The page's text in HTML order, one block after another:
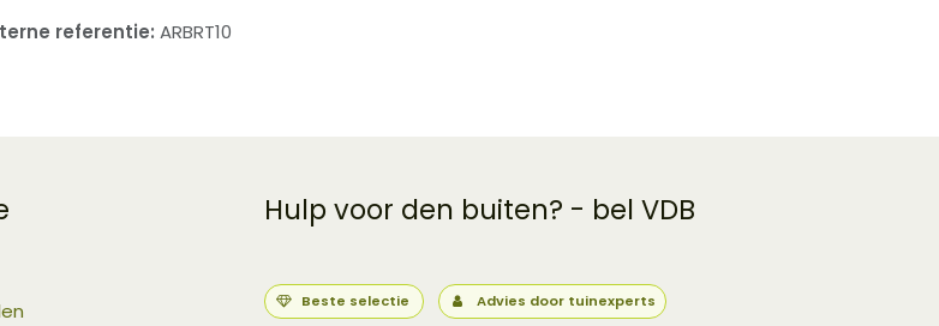
referentie: ARBRT10
Hulp voor den buiten? - bel VDB
Beste selectie Advies door tuinexperts